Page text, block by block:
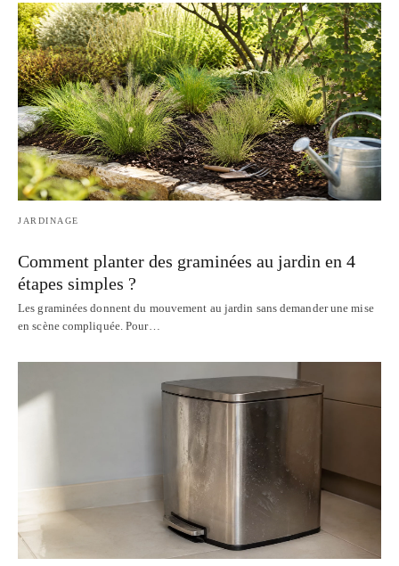
JARDINAGE
Comment planter des graminées au jardin en 4
étapes simples ?
Les graminées donnent du mouvement au jardin sans demander une mise
en scène compliquée. Pour…